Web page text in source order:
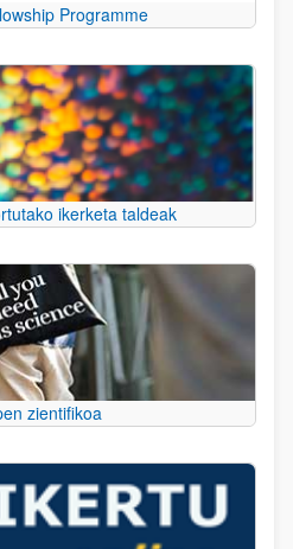
Programme
ikerketa taldeak
zientifikoa